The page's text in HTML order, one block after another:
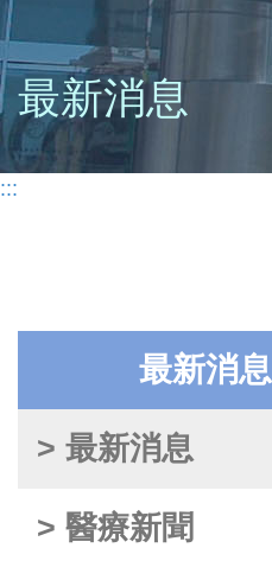
最新消息
:::
最新消息
> 最新消息
> 醫療新聞